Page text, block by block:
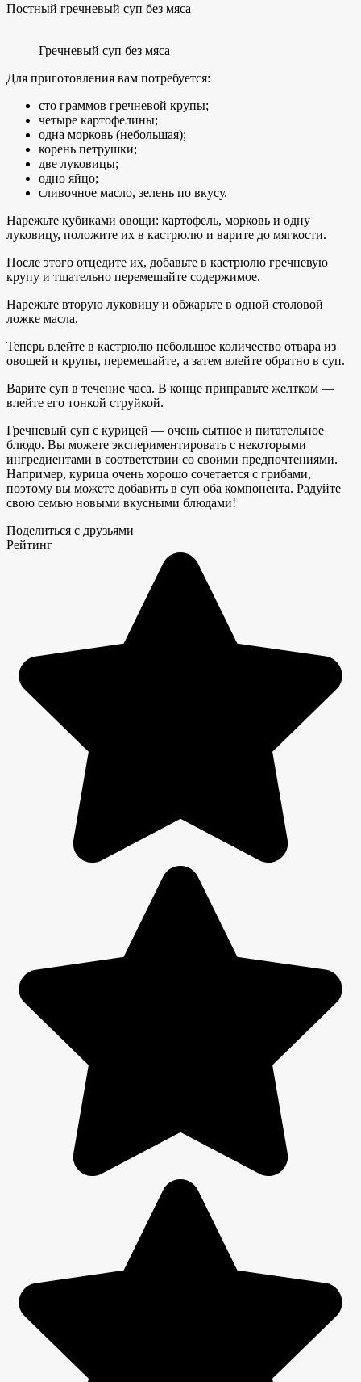
Постный гречневый суп без мяса
Гречневый суп без мяса
Для приготовления вам потребуется:
сто граммов гречневой крупы;
четыре картофелины;
одна морковь (небольшая);
корень петрушки;
две луковицы;
одно яйцо;
сливочное масло, зелень по вкусу.
Нарежьте кубиками овощи: картофель, морковь и одну
луковицу, положите их в кастрюлю и варите до мягкости.
После этого отцедите их, добавьте в кастрюлю гречневую
крупу и тщательно перемешайте содержимое.
Нарежьте вторую луковицу и обжарьте в одной столовой
ложке масла.
Теперь влейте в кастрюлю небольшое количество отвара из
овощей и крупы, перемешайте, а затем влейте обратно в суп.
Варите суп в течение часа. В конце приправьте желтком —
влейте его тонкой струйкой.
Гречневый суп с курицей — очень сытное и питательное
блюдо. Вы можете экспериментировать с некоторыми
ингредиентами в соответствии со своими предпочтениями.
Например, курица очень хорошо сочетается с грибами,
поэтому вы можете добавить в суп оба компонента. Радуйте
свою семью новыми вкусными блюдами!
Поделиться с друзьями
Рейтинг